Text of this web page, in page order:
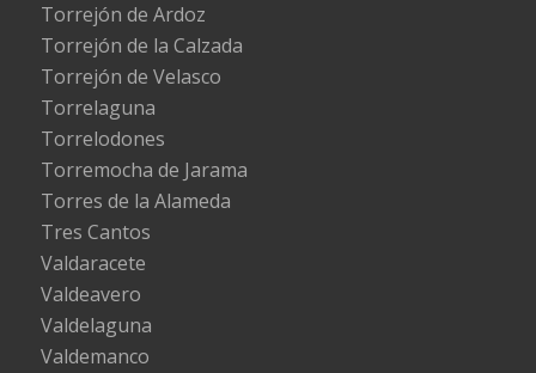
Torrejón de Ardoz
Torrejón de la Calzada
Torrejón de Velasco
Torrelaguna
Torrelodones
Torremocha de Jarama
Torres de la Alameda
Tres Cantos
Valdaracete
Valdeavero
Valdelaguna
Valdemanco